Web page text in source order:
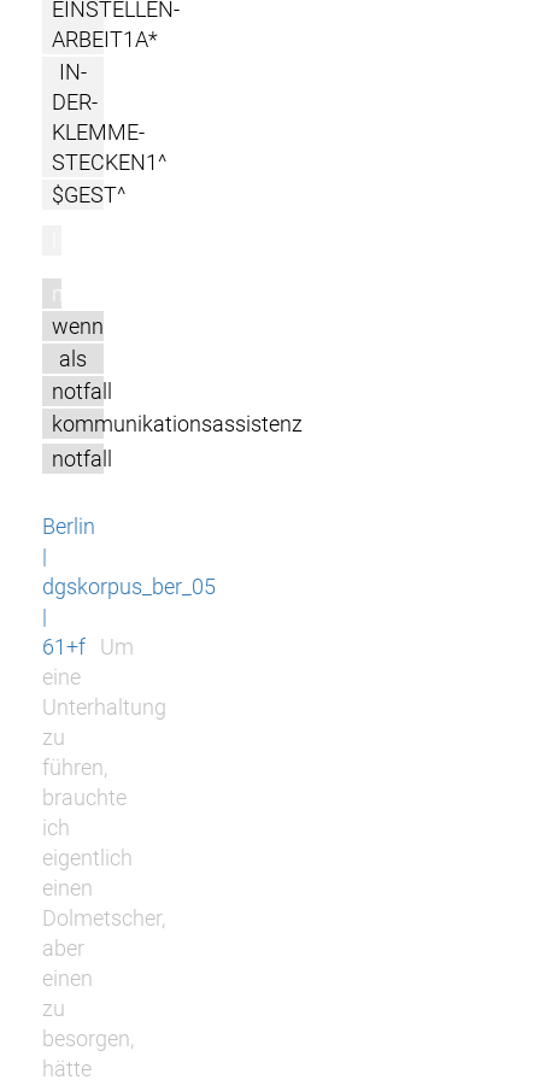
EINSTELLEN-
ARBEIT1A*
IN-
DER-
KLEMME-
STECKEN1^
$GEST^
m
wenn
als
notfall
kommunikationsassistenz
notfall
Berlin
|
dgskorpus_ber_05
|
61+f
Um
eine
Unterhaltung
zu
führen,
brauchte
ich
eigentlich
einen
Dolmetscher,
aber
einen
zu
besorgen,
hätte